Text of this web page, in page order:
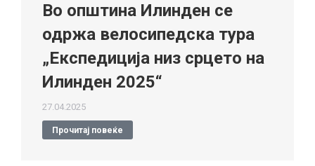
Во општина Илинден се
одржа велосипедска тура
„Експедиција низ срцето на
Илинден 2025“
27.04.2025
Прочитај повеќе